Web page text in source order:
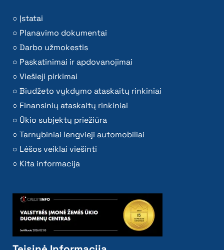
Įstatai
Planavimo dokumentai
Darbo užmokestis
Paskatinimai ir apdovanojimai
Viešieji pirkimai
Biudžeto vykdymo ataskaitų rinkiniai
Finansinių ataskaitų rinkiniai
Ūkio subjektų priežiūra
Tarnybiniai lengvieji automobiliai
Lėšos veiklai viešinti
Kita informacija